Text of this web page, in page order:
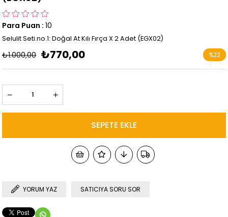
Para Puan : 10
Selulit Seti.no.1: Doğal At Kılı Fırça X 2 Adet (EGX02)
₺1.000,00 ₺770,00 %23
İndirim
YORUM YAZ SATICIYA SORU SOR